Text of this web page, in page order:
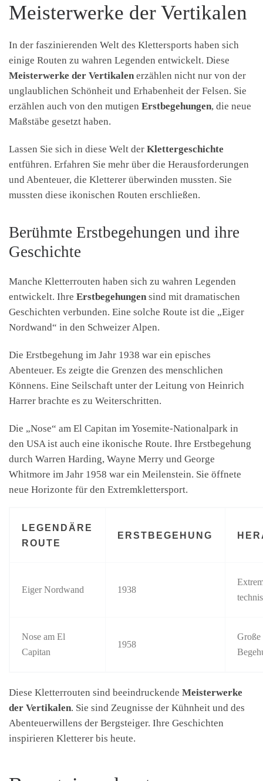
Meisterwerke der Vertikalen
In der faszinierenden Welt des Klettersports haben sich
einige Routen zu wahren Legenden entwickelt. Diese
Meisterwerke der Vertikalen erzählen nicht nur von der
unglaublichen Schönheit und Erhabenheit der Felsen. Sie
erzählen auch von den mutigen Erstbegehungen, die neue
Maßstäbe gesetzt haben.
Lassen Sie sich in diese Welt der Klettergeschichte
entführen. Erfahren Sie mehr über die Herausforderungen
und Abenteuer, die Kletterer überwinden mussten. Sie
mussten diese ikonischen Routen erschließen.
Berühmte Erstbegehungen und ihre
Geschichte
Manche Kletterrouten haben sich zu wahren Legenden
entwickelt. Ihre Erstbegehungen sind mit dramatischen
Geschichten verbunden. Eine solche Route ist die „Eiger
Nordwand“ in den Schweizer Alpen.
Die Erstbegehung im Jahr 1938 war ein episches
Abenteuer. Es zeigte die Grenzen des menschlichen
Könnens. Eine Seilschaft unter der Leitung von Heinrich
Harrer brachte es zu Weiterschritten.
Die „Nose“ am El Capitan im Yosemite-Nationalpark in
den USA ist auch eine ikonische Route. Ihre Erstbegehung
durch Warren Harding, Wayne Merry und George
Whitmore im Jahr 1958 war ein Meilenstein. Sie öffnete
neue Horizonte für den Extremklettersport.
LEGENDÄRE
ROUTE
ERSTBEGEHUNG
Eiger Nordwand 1938
Nose am El
Capitan
1958
Große
Diese Kletterrouten sind beeindruckende Meisterwerke
der Vertikalen. Sie sind Zeugnisse der Kühnheit und des
Abenteuerwillens der Bergsteiger. Ihre Geschichten
inspirieren Kletterer bis heute.